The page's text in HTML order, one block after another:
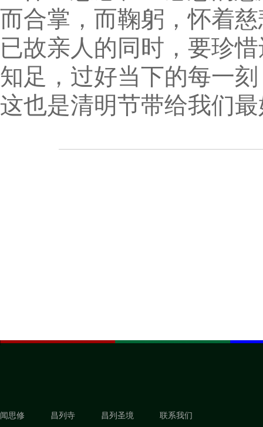
而合掌，而鞠躬，怀着
已故亲人的同时，要珍
知足，过好当下的每一
这也是清明节带给我们
闻思修 昌列寺 昌列圣境 联系我们